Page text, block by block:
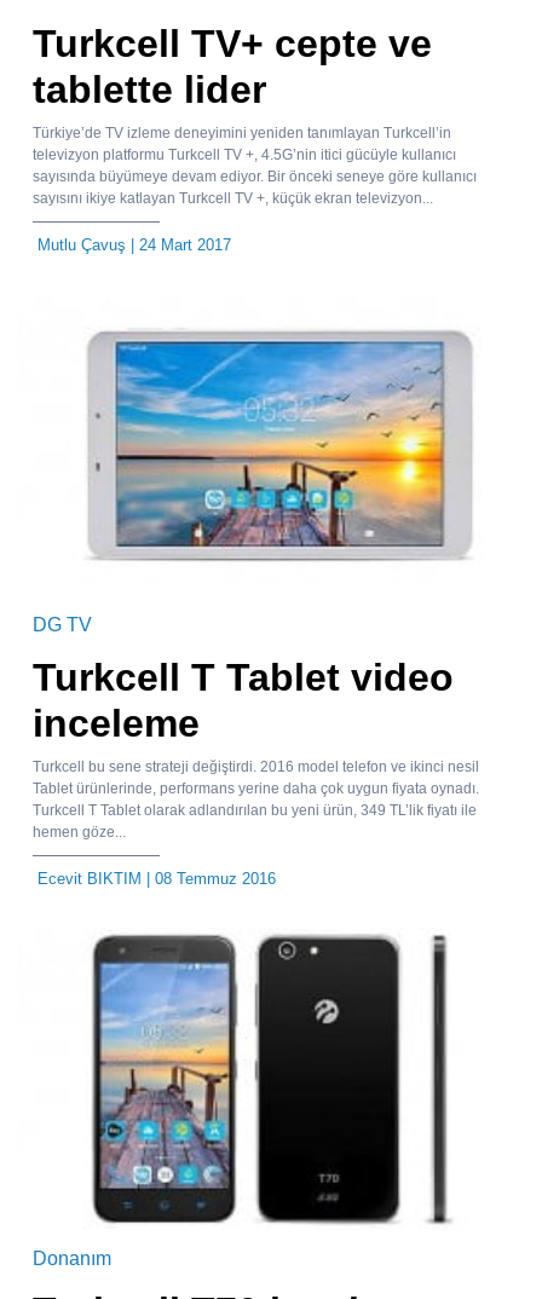
Turkcell TV+ cepte ve
tablette lider
Türkiye’de TV izleme deneyimini yeniden tanımlayan Turkcell’in
televizyon platformu Turkcell TV +, 4.5G’nin itici gücüyle kullanıcı
sayısında büyümeye devam ediyor. Bir önceki seneye göre kullanıcı
sayısını ikiye katlayan Turkcell TV +, küçük ekran televizyon...
Mutlu Çavuş | 24 Mart 2017
DG TV
Turkcell T Tablet video
inceleme
Turkcell bu sene strateji değiştirdi. 2016 model telefon ve ikinci nesil
Tablet ürünlerinde, performans yerine daha çok uygun fiyata oynadı.
Turkcell T Tablet olarak adlandırılan bu yeni ürün, 349 TL’lik fiyatı ile
hemen göze...
Ecevit BIKTIM | 08 Temmuz 2016
Donanım